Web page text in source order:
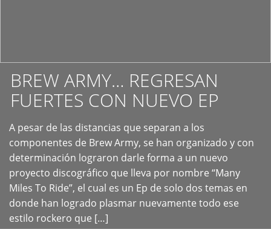
BREW ARMY… REGRESAN
FUERTES CON NUEVO EP
A pesar de las distancias que separan a los
componentes de Brew Army, se han organizado y con
determinación lograron darle forma a un nuevo
proyecto discográfico que lleva por nombre “Many
Miles To Ride”, el cual es un Ep de solo dos temas en
donde han logrado plasmar nuevamente todo ese
estilo rockero que […]
+